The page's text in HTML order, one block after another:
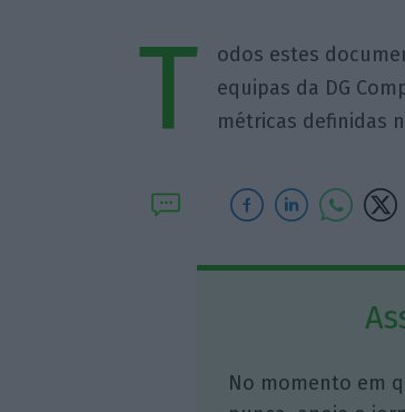
T
odos estes
equipas da DG
métricas definidas
No momento em